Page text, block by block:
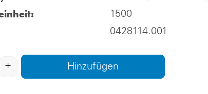
1500
0428114.001
+ Hinzufügen